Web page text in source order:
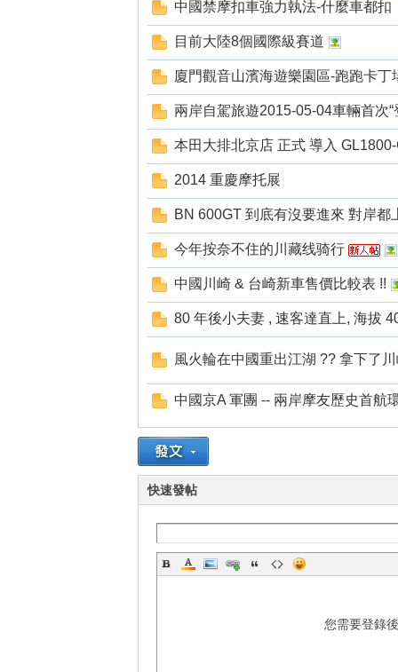
中國禁摩扣車強力執法-什麼車都扣
目前大陸8個國際級賽道
廈門觀音山濱海遊樂園區-跑跑卡丁
兩岸自駕旅遊2015-05-04車輛首次“
本田大排北京店 正式 導入
2014 重慶摩托展
BN 600GT 到底有沒要進來 對岸都
今年按奈不住的川藏线骑行
中國川崎 & 台崎新車售價比較表 !!
80 年後小夫妻 , 速客達直上, 海拔
風火輪在中國重出江湖 ?? 拿下了
中國京A 軍團 -- 兩岸摩友歷史首航
快速發帖
您需要登錄